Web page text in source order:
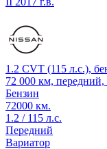
1.2 CVT (115 л.с.),
72 000 км,
Бензин
72000 км.
1.2 / 115 л.с.
Передний
Вариатор